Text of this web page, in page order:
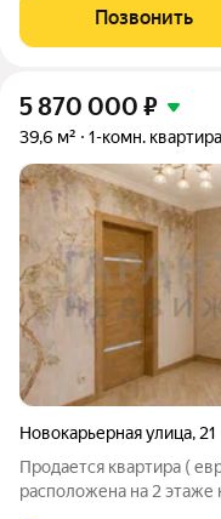
квартиры, семейные
Позвонить
5 870 000 ₽
39,6 м² 1-комн. квартира
Новокарьерная улица, 21
Продается квартира (
расположена на 2